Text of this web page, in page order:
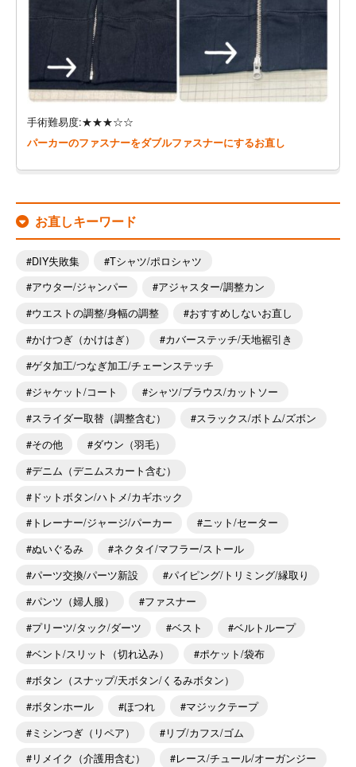
手術難易度:★★★☆☆
パーカーのファスナーをダブルファスナーにするお直し
お直しキーワード
DIY失敗集
Tシャツ/ポロシャツ
アウター/ジャンパー
アジャスター/調整カン
ウエストの調整/身幅の調整
おすすめしないお直し
かけつぎ（かけはぎ）
カバーステッチ/天地裾引き
ゲタ加工/つなぎ加工/チェーンステッチ
ジャケット/コート
シャツ/ブラウス/カットソー
スライダー取替（調整含む）
スラックス/ボトム/ズボン
その他
ダウン（羽毛）
デニム（デニムスカート含む）
ドットボタン/ハトメ/カギホック
トレーナー/ジャージ/パーカー
ニット/セーター
ぬいぐるみ
ネクタイ/マフラー/ストール
パーツ交換/パーツ新設
パイピング/トリミング/縁取り
パンツ（婦人服）
ファスナー
プリーツ/タック/ダーツ
ベスト
ベルトループ
ベント/スリット（切れ込み）
ポケット/袋布
ボタン（スナップ/天ボタン/くるみボタン）
ボタンホール
ほつれ
マジックテープ
ミシンつぎ（リペア）
リブ/カフス/ゴム
リメイク（介護用含む）
レース/チュール/オーガンジー